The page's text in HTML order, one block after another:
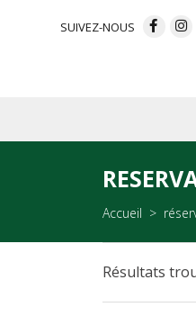
SUIVEZ-NOUS
Accueil
Résultats